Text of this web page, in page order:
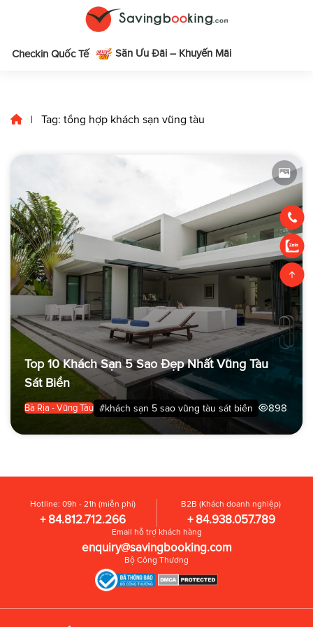
Checkin Quốc Tế Săn Ưu Đãi – Khuyến Mãi
| Tag: tổng hợp khách sạn vũng tàu
Top 10 Khách Sạn 5 Sao Đẹp Nhất Vũng Tàu
Sát Biển
Bà Rịa - Vũng Tàu #khách sạn 5 sao vũng tàu sát biển 898
Hotline: 09h - 21h (miễn phí)
+ 84.812.712.266
B2B (Khách doanh nghiệp)
+ 84.938.057.789
Email hỗ trợ khách hàng
enquiry@savingbooking.com
Bộ Công Thương